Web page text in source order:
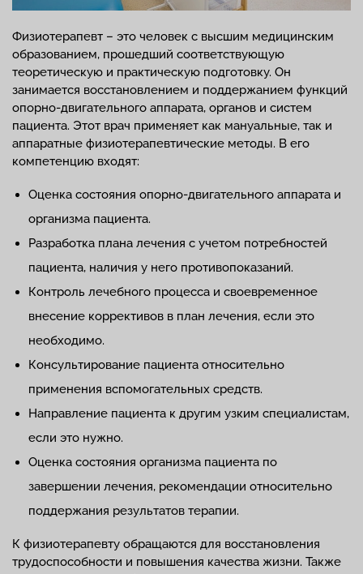
Физиотерапевт – это человек с высшим медицинским
образованием, прошедший соответствующую
теоретическую и практическую подготовку. Он
занимается восстановлением и поддержанием функций
опорно-двигательного аппарата, органов и систем
пациента. Этот врач применяет как мануальные, так и
аппаратные физиотерапевтические методы. В его
компетенцию входят:
Оценка состояния опорно-двигательного аппарата и
организма пациента.
Разработка плана лечения с учетом потребностей
пациента, наличия у него противопоказаний.
Контроль лечебного процесса и своевременное
внесение коррективов в план лечения, если это
необходимо.
Консультирование пациента относительно
применения вспомогательных средств.
Направление пациента к другим узким специалистам,
если это нужно.
Оценка состояния организма пациента по
завершении лечения, рекомендации относительно
поддержания результатов терапии.
К физиотерапевту обращаются для восстановления
трудоспособности и повышения качества жизни. Также